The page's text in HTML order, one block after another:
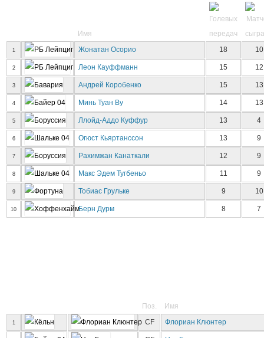
Имя
1 Жонатан Осорио 18 10
2 Леон Кауффманн 15 12
3 Андрей Коробенко 15 13
4 Минь Туан Ву 14 13
5 Ллойд-Аддо Куффур 13 4
6 Огюст Кьяртанссон 13 9
7 Рахимжан Канаткали 12 9
8 Макс Эдем Тугбеньо 11 9
9 Тобиас Грульке 9 10
10 Берн Дурм 8 7
Поз. Имя
1 CF Флориан Клюнтер